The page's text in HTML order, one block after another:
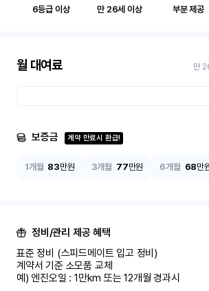
6등급 이상 만 26세 이상 부분 제공
월 대여료 만
보증금 계약 만료시 환급!
1개월 83만원 3개월 77만원 6개월 68만
정비/관리 제공 혜택
표준 정비 (스피드메이트 입고 정비)
계약서 기준 소모품 교체
예) 엔진오일 : 1만km 또는 12개월 경과시